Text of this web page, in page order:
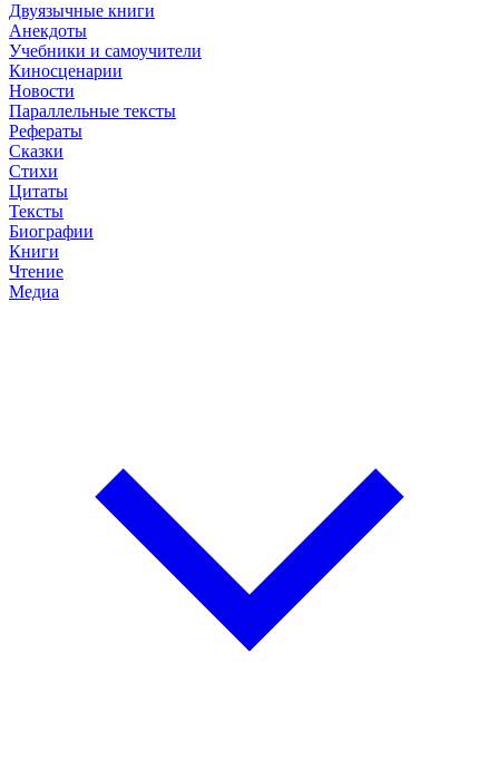
Двуязычные книги
Анекдоты
Учебники и самоучители
Киносценарии
Новости
Параллельные тексты
Рефераты
Сказки
Стихи
Цитаты
Тексты
Биографии
Книги
Чтение
Медиа